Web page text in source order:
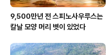
9,500만년 전 스피노사우루스는
칼날 모양 머리 볏이 있었다